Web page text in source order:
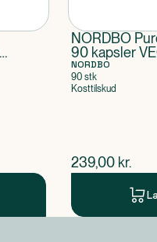
NORDBO
90 kapsler
NORDBO
90 stk
Kosttilskud
$nuværende
239,00 kr.